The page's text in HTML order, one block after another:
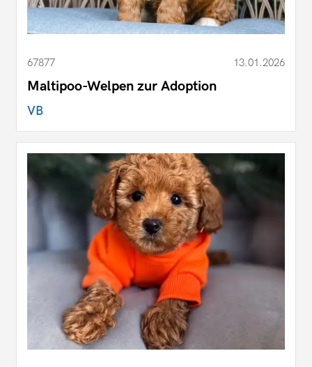
67877 13.01.2026
Maltipoo-Welpen zur Adoption
VB